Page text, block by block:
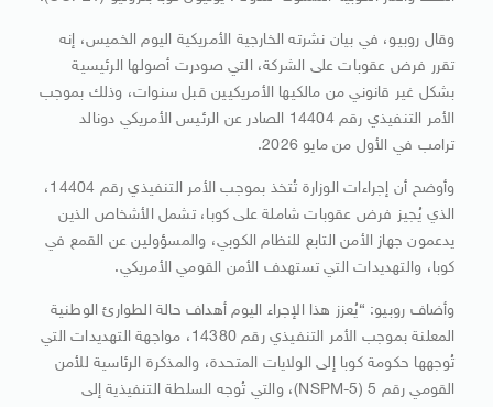
وقال روبيو، في بيان نشرته الخارجية الأمريكية اليوم الخميس، إنه
تقرر فرض عقوبات على الشركة، التي صودرت أصولها الرئيسية
بشكل غير قانوني من مالكيها الأمريكيين قبل سنوات، وذلك بموجب
الأمر التنفيذي رقم 14404 الصادر عن الرئيس الأمريكي دونالد
ترامب في الأول من مايو 2026.
وأوضح أن إجراءات الوزارة تُتخذ بموجب الأمر التنفيذي رقم 14404،
الذي يُجيز فرض عقوبات شاملة على كوبا، تشمل الأشخاص الذين
يدعمون جهاز الأمن التابع للنظام الكوبي، والمسؤولين عن القمع في
كوبا، والتهديدات التي تستهدف الأمن القومي الأمريكي.
وأضاف روبيو: “يُعزز هذا الإجراء اليوم أهداف حالة الطوارئ الوطنية
المعلنة بموجب الأمر التنفيذي رقم 14380، مواجهة التهديدات التي
تُوجهها حكومة كوبا إلى الولايات المتحدة، والمذكرة الرئاسية للأمن
القومي رقم 5 (NSPM-5)، والتي تُوجه السلطة التنفيذية إلى